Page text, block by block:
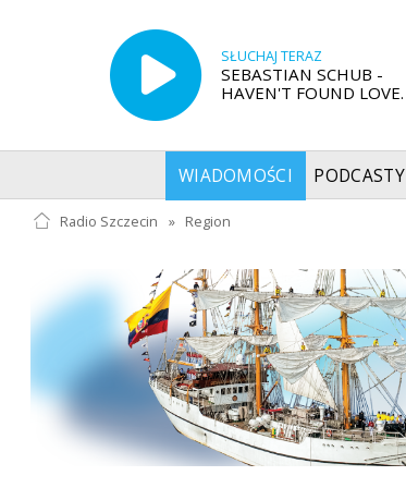
SŁUCHAJ TERAZ
SEBASTIAN SCHUB -
HAVEN'T FOUND LOVE.
WIADOMOŚCI PODCASTY
Radio Szczecin » Region